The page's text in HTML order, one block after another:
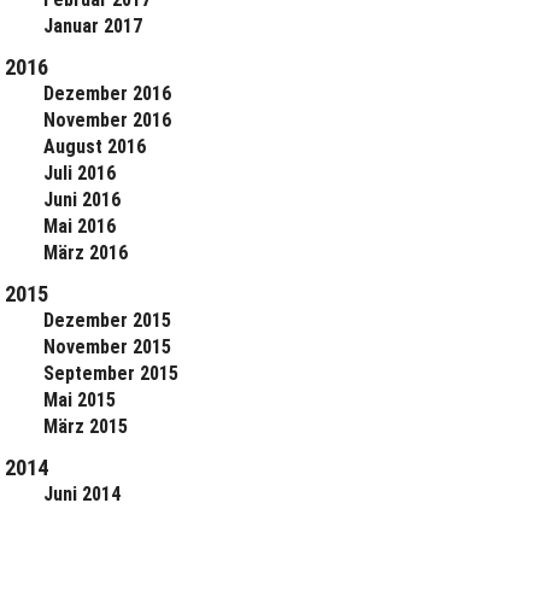
Januar 2017
2016
Dezember 2016
November 2016
August 2016
Juli 2016
Juni 2016
Mai 2016
März 2016
2015
Dezember 2015
November 2015
September 2015
Mai 2015
März 2015
2014
Juni 2014